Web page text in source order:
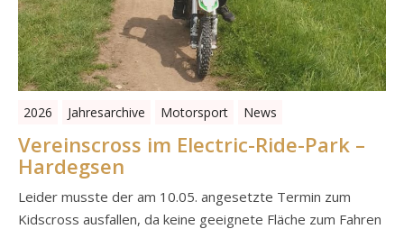
2026 Jahresarchive Motorsport News
Vereinscross im Electric-Ride-Park –
Hardegsen
Leider musste der am 10.05. angesetzte Termin zum
Kidscross ausfallen, da keine geeignete Fläche zum Fahren